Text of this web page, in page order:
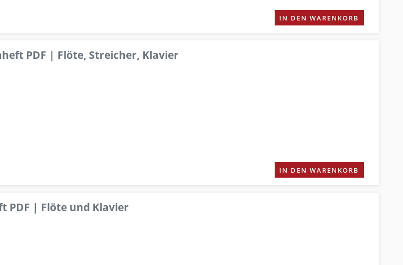
IN DEN WARENKORB
PDF | Flöte, Streicher, Klavier
IN DEN WARENKORB
PDF | Flöte und Klavier